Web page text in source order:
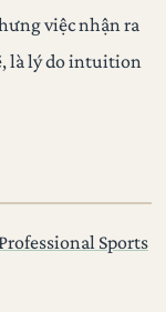
việc nhận ra
là lý do intuition
Sports